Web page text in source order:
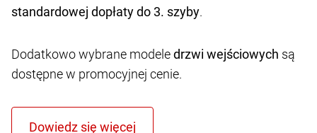
standardowej dopłaty do 3. szyby.
Dodatkowo wybrane modeledrzwi wejściowych są
dostępne w promocyjnej cenie.